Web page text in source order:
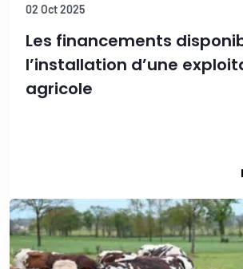
02 Oct 2025
Les financements
l’installation d’une
agricole